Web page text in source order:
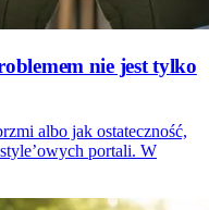
nie jest tylko
albo jak ostateczność,
portali. W